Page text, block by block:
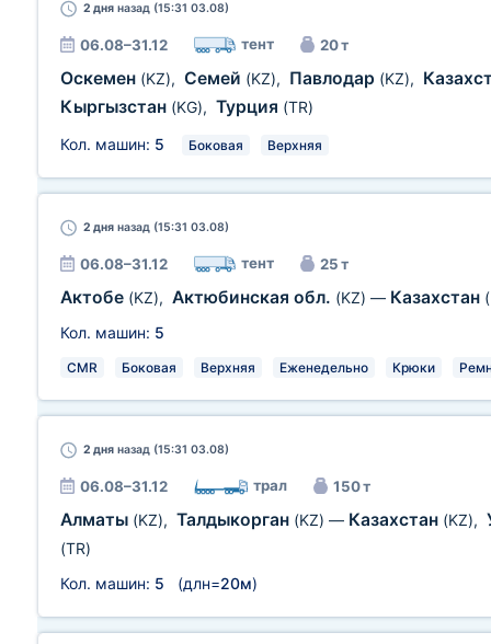
2 дня назад (15:31 03.08)
06.08–31.12 тент 20 т
Оскемен (KZ), Семей (KZ), Павлодар (KZ),
Кыргызстан (KG), Турция (TR)
Кол. машин: 5 Боковая Верхняя
2 дня назад (15:31 03.08)
06.08–31.12 тент 25 т
Актобе (KZ), Актюбинская обл. (KZ) — Казахстан
Кол. машин: 5
CMR Боковая Верхняя Еженедельно Крюки
2 дня назад (15:31 03.08)
06.08–31.12 трал 150 т
Алматы (KZ), Талдыкорган (KZ) — Казахстан (KZ),
(TR)
Кол. машин: 5 (длн=20м)